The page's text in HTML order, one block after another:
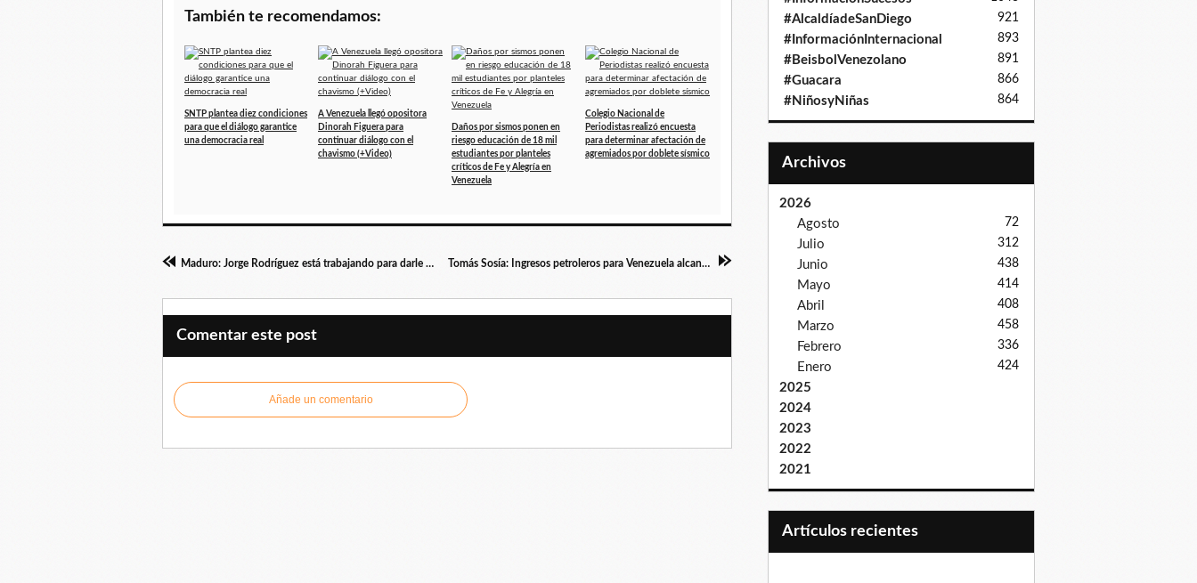
También te recomendamos:
SNTP plantea diez condiciones
para que el diálogo garantice
una democracia real
A Venezuela llegó opositora
Dinorah Figuera para
continuar diálogo con el
chavismo (+Video)
Daños por sismos ponen en
riesgo educación de 18 mil
estudiantes por planteles
críticos de Fe y Alegría en
Venezuela
Colegio Nacional de
Periodistas realizó encuesta
para determinar afectación de
agremiados por doblete sísmico
Maduro: Jorge Rodríguez está trabajando para darle continuidad a las comunicaciones entre EE.UU. y Venezuela Tomás Sosía: Ingresos petroleros para Venezuela alcanzarán 30 mil millones de dólares en el segundo semestre 2022
Comentar este post
Añade un comentario
#AlcaldíadeSanDiego 921
#InformaciónInternacional 893
#BeisbolVenezolano 891
#Guacara 866
#NiñosyNiñas 864
Archivos
2026
Agosto
72
Julio 312
Junio 438
Mayo 414
Abril 408
Marzo 458
Febrero 336
Enero 424
2025
2024
2023
2022
2021
Artículos recientes